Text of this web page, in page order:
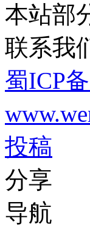
本站部
联系我
蜀ICP
投稿
分享
导航